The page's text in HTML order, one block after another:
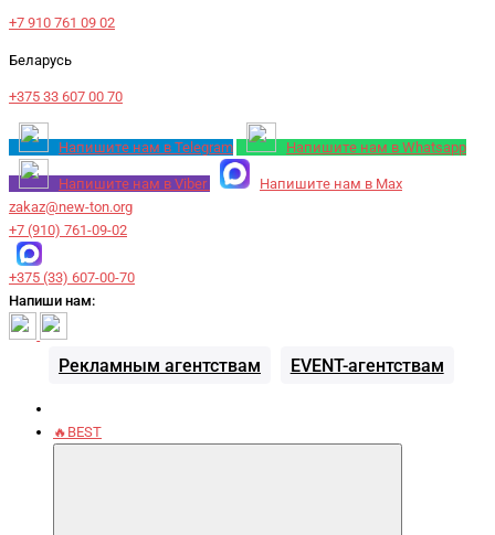
+7 910 761 09 02
Беларусь
+375 33 607 00 70
Напишите нам в Telegram Напишите нам в Whatsapp
Напишите нам в Viber
Напишите нам в Max
zakaz@new-ton.org
+7 (910) 761-09-02
+375 (33) 607-00-70
Напиши нам:
Рекламным агентствам EVENT-агентствам
🔥BEST